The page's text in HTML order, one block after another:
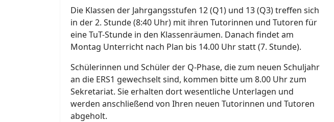
Die Klassen der Jahrgangsstufen 12 (Q1) und 13 (Q3) treffen sich
in der 2. Stunde (8:40 Uhr) mit ihren Tutorinnen und Tutoren für
eine TuT-Stunde in den Klassenräumen. Danach findet am
Montag Unterricht nach Plan bis 14.00 Uhr statt (7. Stunde).
Schülerinnen und Schüler der Q-Phase, die zum neuen Schuljahr
an die ERS1 gewechselt sind, kommen bitte um 8.00 Uhr zum
Sekretariat. Sie erhalten dort wesentliche Unterlagen und
werden anschließend von Ihren neuen Tutorinnen und Tutoren
abgeholt.